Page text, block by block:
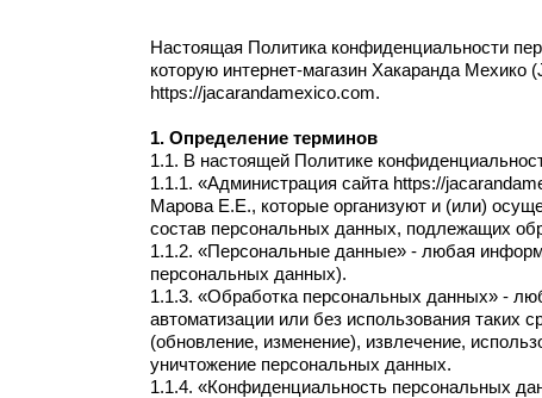
Настоящая Политика конфиденциальности
которую интернет-магазин Хакаранда Мехико
https://jacarandamexico.com.
1. Определение терминов
1.1. В настоящей Политике
1.1.1. «Администрация сайта https://
Марова Е.Е., которые организуют и (или)
состав персональных данных, подлежащих
1.1.2. «Персональные данные» - любая
персональных данных).
1.1.3. «Обработка персональных данных» -
автоматизации или без использования таких
(обновление, изменение), извлечение,
уничтожение персональных данных.
1.1.4. «Конфиденциальность персональных